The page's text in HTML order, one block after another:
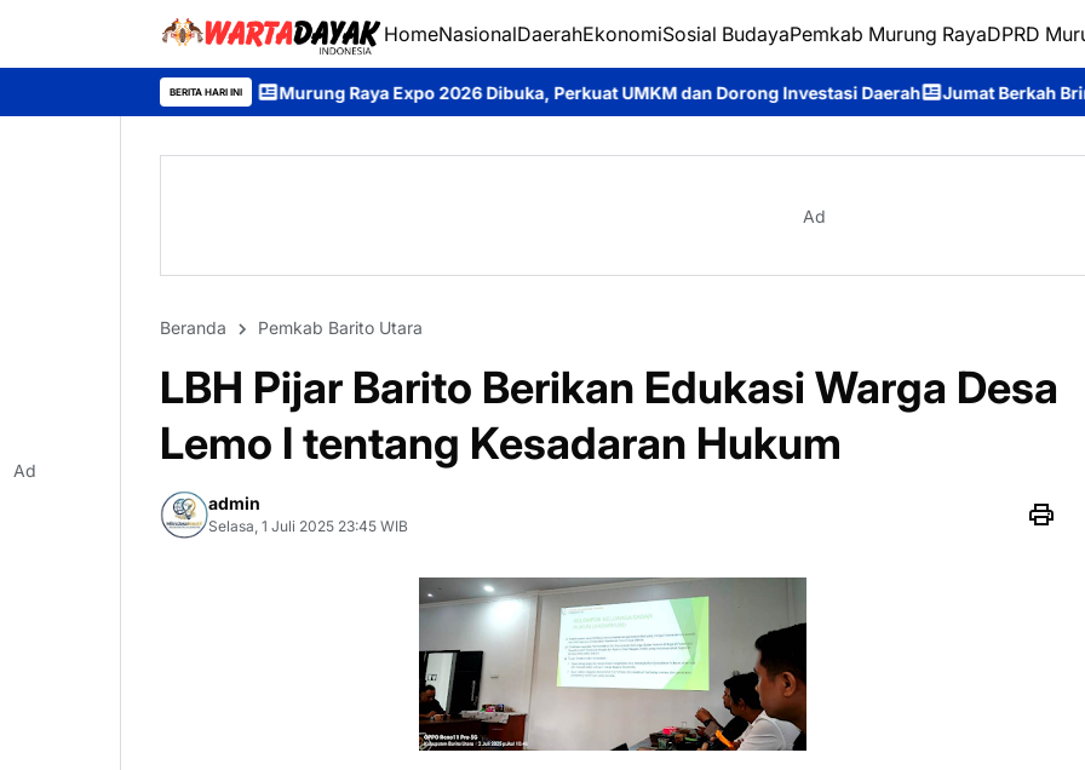
HomeNasionalDaerahEkonomiSosial BudayaPemkab Murung RayaDPRD
BERITA HARI INI
Murung Raya Expo 2026 Dibuka, Perkuat UMKM dan Dorong Investasi Daerah Jumat Berkah Brimob Kalteng, Personel
Ad
Beranda Pemkab Barito Utara
LBH Pijar Barito Berikan Edukasi Warga Desa
Lemo I tentang Kesadaran Hukum
admin
Selasa, 1 Juli 2025 23:45 WIB
Ad